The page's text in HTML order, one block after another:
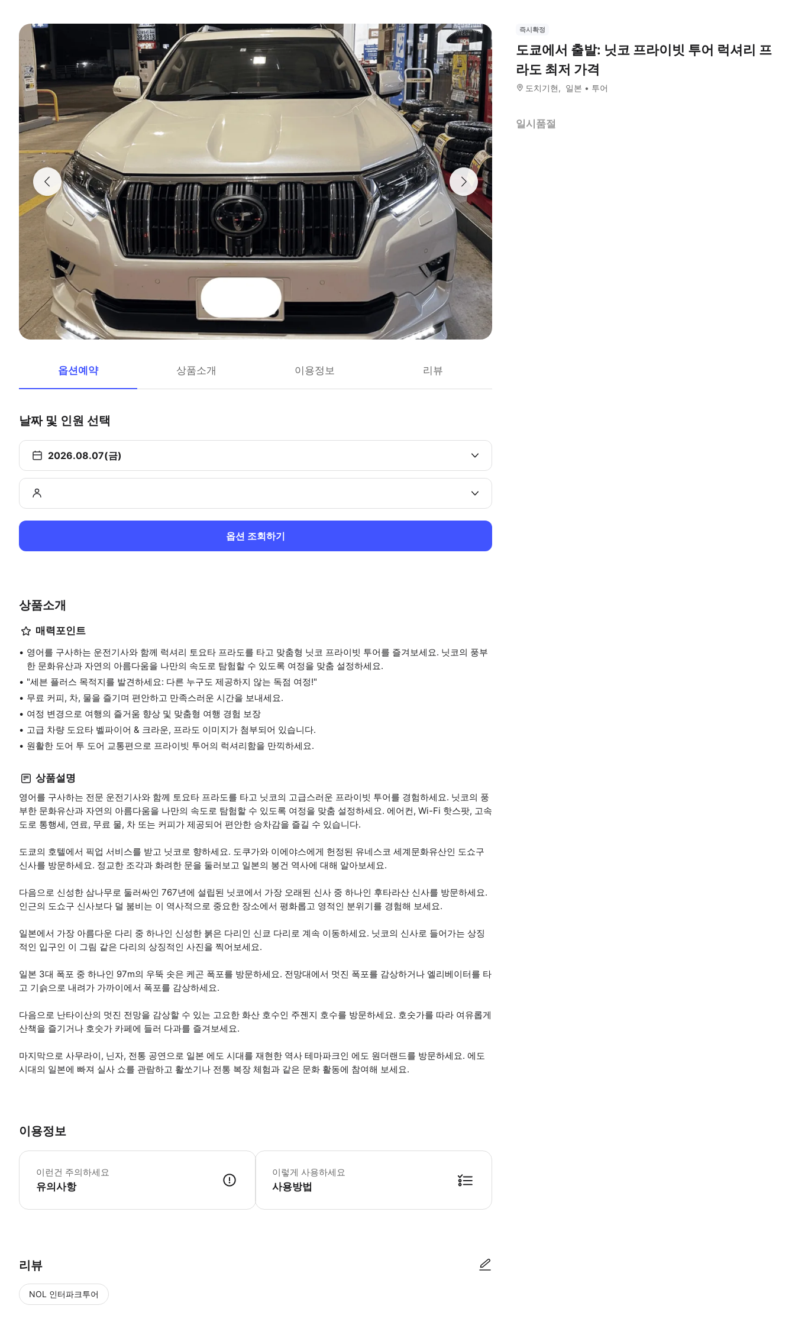
옵션예약 상품소개 이용정보 리뷰
날짜 및 인원 선택
2026.08.07(금)
옵션 조회하기
상품소개
매력포인트
영어를 구사하는 운전기사와 함께 럭셔리 토요타 프라도를 타고 맞춤형 닛코 프라이빗 투어를 즐겨보세요. 닛코의 풍부
한 문화유산과 자연의 아름다움을 나만의 속도로 탐험할 수 있도록 여정을 맞춤 설정하세요.
"세븐 플러스 목적지를 발견하세요: 다른 누구도 제공하지 않는 독점 여정!"
무료 커피, 차, 물을 즐기며 편안하고 만족스러운 시간을 보내세요.
여정 변경으로 여행의 즐거움 향상 및 맞춤형 여행 경험 보장
고급 차량 도요타 벨파이어 & 크라운, 프라도 이미지가 첨부되어 있습니다.
원활한 도어 투 도어 교통편으로 프라이빗 투어의 럭셔리함을 만끽하세요.
상품설명
영어를 구사하는 전문 운전기사와 함께 토요타 프라도를 타고 닛코의 고급스러운 프라이빗 투어를 경험하세요. 닛코의 풍
부한 문화유산과 자연의 아름다움을 나만의 속도로 탐험할 수 있도록 여정을 맞춤 설정하세요. 에어컨, Wi-Fi 핫스팟, 고속
도로 통행세, 연료, 무료 물, 차 또는 커피가 제공되어 편안한 승차감을 즐길 수 있습니다.
도쿄의 호텔에서 픽업 서비스를 받고 닛코로 향하세요. 도쿠가와 이에야스에게 헌정된 유네스코 세계문화유산인 도쇼구
신사를 방문하세요. 정교한 조각과 화려한 문을 둘러보고 일본의 봉건 역사에 대해 알아보세요.
다음으로 신성한 삼나무로 둘러싸인 767년에 설립된 닛코에서 가장 오래된 신사 중 하나인 후타라산 신사를 방문하세요.
인근의 도쇼구 신사보다 덜 붐비는 이 역사적으로 중요한 장소에서 평화롭고 영적인 분위기를 경험해 보세요.
일본에서 가장 아름다운 다리 중 하나인 신성한 붉은 다리인 신쿄 다리로 계속 이동하세요. 닛코의 신사로 들어가는 상징
적인 입구인 이 그림 같은 다리의 상징적인 사진을 찍어보세요.
일본 3대 폭포 중 하나인 97m의 우뚝 솟은 케곤 폭포를 방문하세요. 전망대에서 멋진 폭포를 감상하거나 엘리베이터를 타
고 기슭으로 내려가 가까이에서 폭포를 감상하세요.
다음으로 난타이산의 멋진 전망을 감상할 수 있는 고요한 화산 호수인 주젠지 호수를 방문하세요. 호숫가를 따라 여유롭게
산책을 즐기거나 호숫가 카페에 들러 다과를 즐겨보세요.
마지막으로 사무라이, 닌자, 전통 공연으로 일본 에도 시대를 재현한 역사 테마파크인 에도 원더랜드를 방문하세요. 에도
시대의 일본에 빠져 실사 쇼를 관람하고 활쏘기나 전통 복장 체험과 같은 문화 활동에 참여해 보세요.
이용정보
이런건 주의하세요
유의사항
(1) 미팅 포인트 호텔 로비, 기차역 출구, 랜드마크 등 투어 시작을 위한 명확한 미팅 포인트를 지정해 주세요. (2) 예정된 픽업 서비스 시간 10분 전까지 호
이렇게 사용하세요
사용방법
리뷰
NOL 인터파크투어
즉시확정
도쿄에서 출발: 닛코 프라이빗 투어 럭셔리 프
라도 최저 가격
도치기현 일본 투어
일시품절